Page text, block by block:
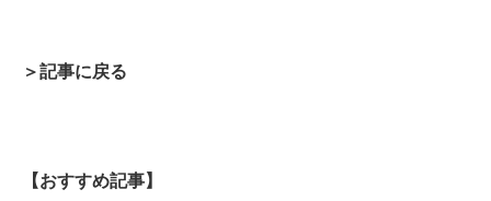
＞記事に戻る
【おすすめ記事】